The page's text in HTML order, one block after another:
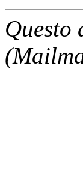
Questo